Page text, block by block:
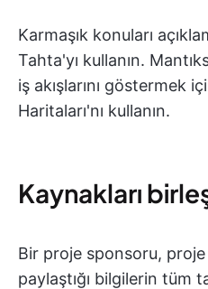
Karmaşık konuları
Tahta'yı kullanın.
iş akışlarını göstermek
Haritaları'nı kullanın.
Kaynakları
Bir proje sponsoru,
paylaştığı bilgilerin tüm